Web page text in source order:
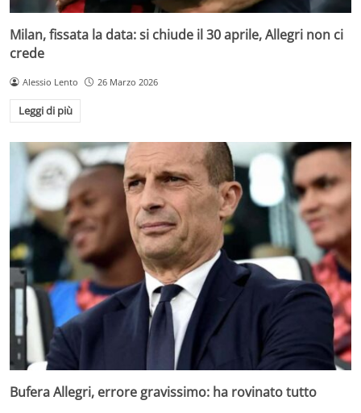
Milan, fissata la data: si chiude il 30 aprile, Allegri non ci
crede
Alessio Lento 26 Marzo 2026
Leggi di più
Bufera Allegri, errore gravissimo: ha rovinato tutto